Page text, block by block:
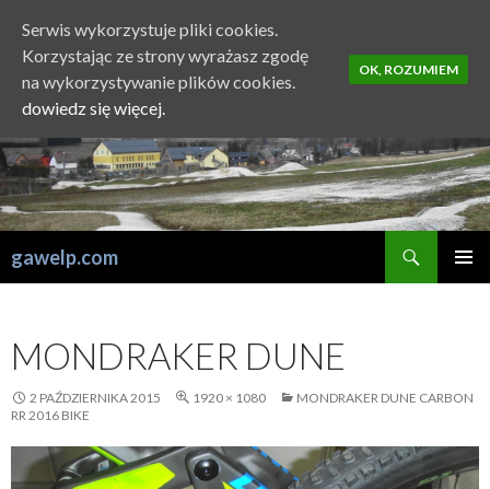
gawelp.com
MONDRAKER DUNE
2 PAŹDZIERNIKA 2015 1920 × 1080
MONDRAKER DUNE CARBON
RR 2016 BIKE
Serwis wykorzystuje pliki cookies.
Korzystając ze strony wyrażasz zgodę
na wykorzystywanie plików cookies.
dowiedz się więcej.
OK, ROZUMIEM